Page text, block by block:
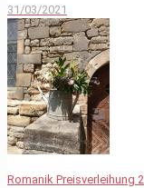
31/03/2021
Romanik Preisverleihung